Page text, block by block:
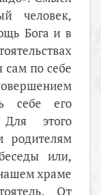
человек,
Бога и в
по себе
себе его
этого
родителям
или,
храме
От